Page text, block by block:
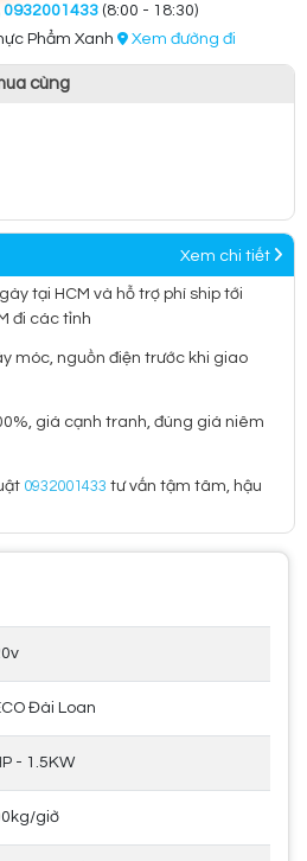
0932001433 (8:00 - 18:30)
Phẩm Xanh
Xem đường đi
cùng
Xem chi tiết
tại HCM và hỗ trợ phí ship tới
đi các tỉnh
móc, nguồn điện trước khi giao
giá cạnh tranh, đúng giá niêm
0932001433 tư vấn tậm tâm, hậu
Đài Loan
- 1.5KW
giờ